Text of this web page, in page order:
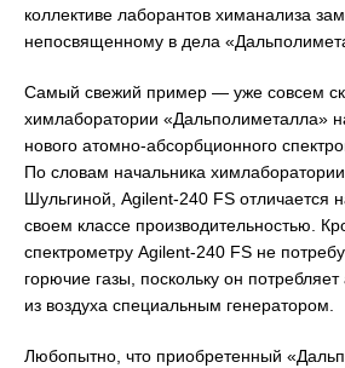
коллективе лаборантов химанализа
непосвященному в дела
Самый свежий пример — уже совсем
химлаборатории «Дальполиметалла»
нового атомно-абсорбционного
По словам начальника
Шульгиной, Agilent-240 FS отличается
своем классе производительностью.
спектрометру Agilent-240 FS не
горючие газы, поскольку он
из воздуха специальным генератором.
Любопытно, что приобретенный